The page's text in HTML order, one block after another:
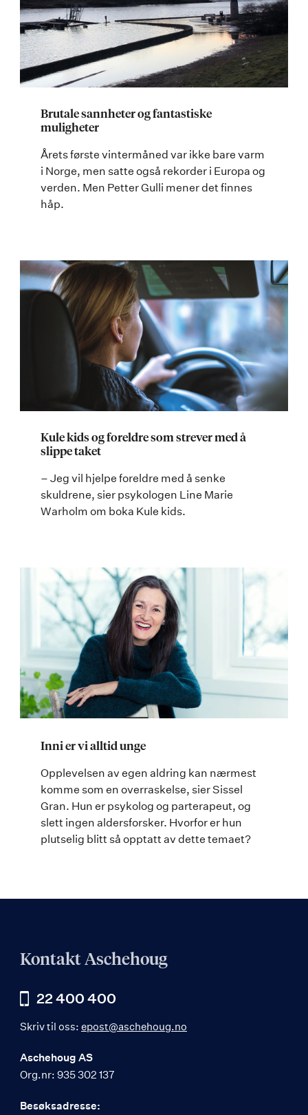
Brutale sannheter og fantastiske
muligheter
Årets første vintermåned var ikke bare varm
i Norge, men satte også rekorder i Europa og
verden. Men Petter Gulli mener det finnes
håp.
Kule kids og foreldre som strever med å
slippe taket
– Jeg vil hjelpe foreldre med å senke
skuldrene, sier psykologen Line Marie
Warholm om boka Kule kids.
Inni er vi alltid unge
Opplevelsen av egen aldring kan nærmest
komme som en overraskelse, sier Sissel
Gran. Hun er psykolog og parterapeut, og
slett ingen aldersforsker. Hvorfor er hun
plutselig blitt så opptatt av dette temaet?
Kontakt Aschehoug
22 400 400
Skriv til oss: epost@aschehoug.no
Aschehoug AS
Org.nr: 935 302 137
Besøksadresse: